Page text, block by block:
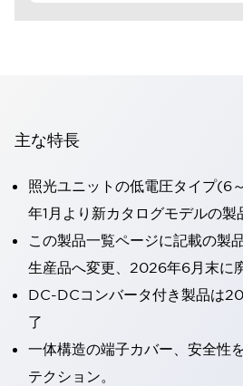
主な特長
照光ユニットの低電圧タイプ
年1月より新カタログモデルの
この製品一覧ページに記載の製
生産品へ変更、2026年6月末に
DC-DCコンバータ付き製品は
了
一体構造の端子カバー、安全性
テクション。